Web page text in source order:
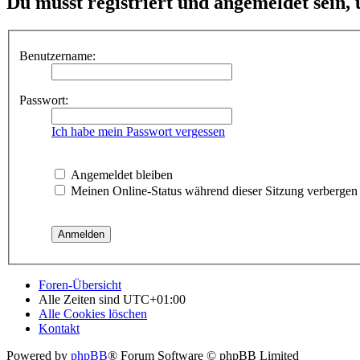
Benutzername:
Passwort:
Ich habe mein Passwort vergessen
Angemeldet bleiben
Meinen Online-Status während dieser Sitzung verbergen
Foren-Übersicht
Alle Zeiten sind UTC+01:00
Alle Cookies löschen
Kontakt
Powered by phpBB® Forum Software © phpBB Limited